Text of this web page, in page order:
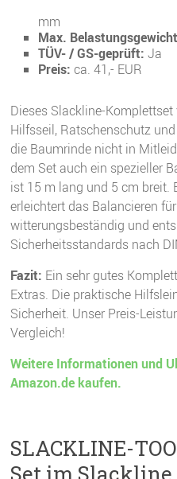
mm
Max.
TÜV- / GS-geprüft: Ja
Preis: ca. 41,- EUR
Dieses Slackline-
Hilfsseil, Ratschenschutz
die Baumrinde nicht in
dem Set auch ein spezieller
ist 15 m lang und 5 cm breit.
erleichtert das Balancieren
witterungsbeständig und
Sicherheitsstandards nach
Fazit: Ein sehr gutes
Extras. Die praktische
Sicherheit. Unser Preis-
Vergleich!
Weitere Informationen und
Amazon.de kaufen.
SLACKLINE-
Set im